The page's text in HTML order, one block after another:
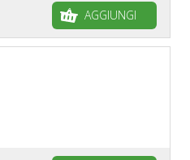
AGGIUNGI